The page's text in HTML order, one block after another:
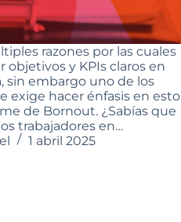
razones por las cuales
objetivos y KPIs claros en
sin embargo uno de los
exige hacer énfasis en esto
de Bornout. ¿Sabías que
trabajadores en…
1 abril 2025